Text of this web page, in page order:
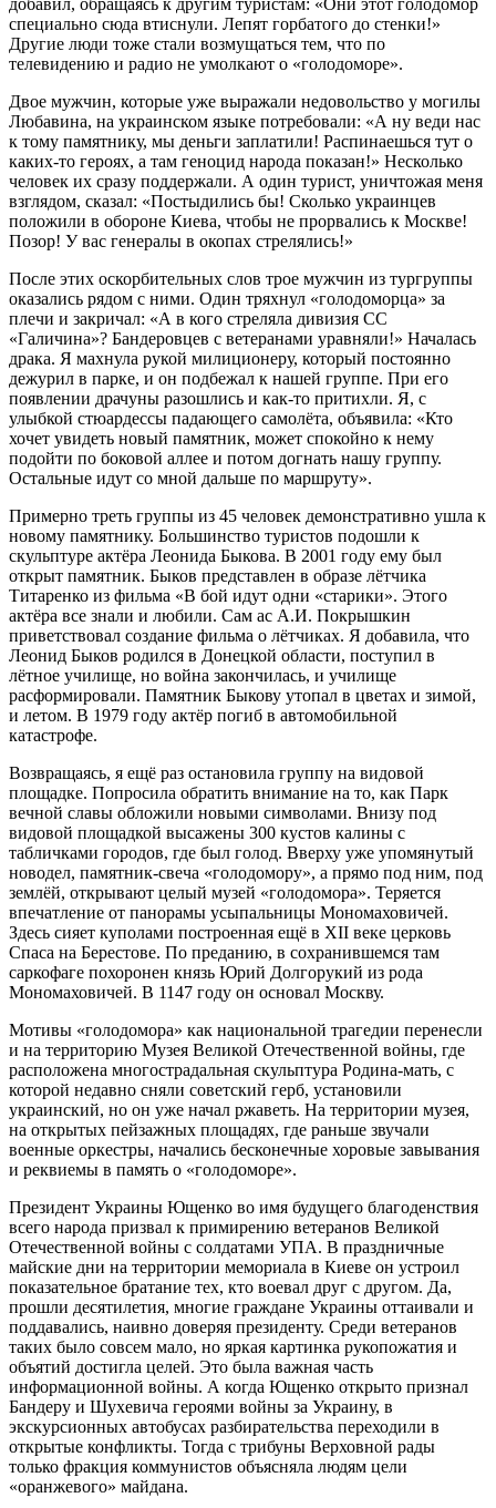
специально сюда втиснули. Лепят горбатого до стенки!»
Другие люди тоже стали возмущаться тем, что по
телевидению и радио не умолкают о «голодоморе».
Двое мужчин, которые уже выражали недовольство у могилы
Любавина, на украинском языке потребовали: «А ну веди нас
к тому памятнику, мы деньги заплатили! Распинаешься тут о
каких-то героях, а там геноцид народа показан!» Несколько
человек их сразу поддержали. А один турист, уничтожая меня
взглядом, сказал: «Постыдились бы! Сколько украинцев
положили в обороне Киева, чтобы не прорвались к Москве!
Позор! У вас генералы в окопах стрелялись!»
После этих оскорбительных слов трое мужчин из тургруппы
оказались рядом с ними. Один тряхнул «голодоморца» за
плечи и закричал: «А в кого стреляла дивизия СС
«Галичина»? Бандеровцев с ветеранами уравняли!» Началась
драка. Я махнула рукой милиционеру, который постоянно
дежурил в парке, и он подбежал к нашей группе. При его
появлении драчуны разошлись и как-то притихли. Я, с
улыбкой стюардессы падающего самолёта, объявила: «Кто
хочет увидеть новый памятник, может спокойно к нему
подойти по боковой аллее и потом догнать нашу группу.
Остальные идут со мной дальше по маршруту».
Примерно треть группы из 45 человек демонстративно ушла к
новому памятнику. Большинство туристов подошли к
скульптуре актёра Леонида Быкова. В 2001 году ему был
открыт памятник. Быков представлен в образе лётчика
Титаренко из фильма «В бой идут одни «старики». Этого
актёра все знали и любили. Сам ас А.И. Покрышкин
приветствовал создание фильма о лётчиках. Я добавила, что
Леонид Быков родился в Донецкой области, поступил в
лётное училище, но война закончилась, и училище
расформировали. Памятник Быкову утопал в цветах и зимой,
и летом. В 1979 году актёр погиб в автомобильной
катастрофе.
Возвращаясь, я ещё раз остановила группу на видовой
площадке. Попросила обратить внимание на то, как Парк
вечной славы обложили новыми символами. Внизу под
видовой площадкой высажены 300 кустов калины с
табличками городов, где был голод. Вверху уже упомянутый
новодел, памятник-свеча «голодомору», а прямо под ним, под
землёй, открывают целый музей «голодомора». Теряется
впечатление от панорамы усыпальницы Мономаховичей.
Здесь сияет куполами построенная ещё в XII веке церковь
Спаса на Берестове. По преданию, в сохранившемся там
саркофаге похоронен князь Юрий Долгорукий из рода
Мономаховичей. В 1147 году он основал Москву.
Мотивы «голодомора» как национальной трагедии перенесли
и на территорию Музея Великой Отечественной войны, где
расположена многострадальная скульптура Родина-мать, с
которой недавно сняли советский герб, установили
украинский, но он уже начал ржаветь. На территории музея,
на открытых пейзажных площадях, где раньше звучали
военные оркестры, начались бесконечные хоровые завывания
и реквиемы в память о «голодоморе».
Президент Украины Ющенко во имя будущего благоденствия
всего народа призвал к примирению ветеранов Великой
Отечественной войны с солдатами УПА. В праздничные
майские дни на территории мемориала в Киеве он устроил
показательное братание тех, кто воевал друг с другом. Да,
прошли десятилетия, многие граждане Украины оттаивали и
поддавались, наивно доверяя президенту. Среди ветеранов
таких было совсем мало, но яркая картинка рукопожатия и
объятий достигла целей. Это была важная часть
информационной войны. А когда Ющенко открыто признал
Бандеру и Шухевича героями войны за Украину, в
экскурсионных автобусах разбирательства переходили в
открытые конфликты. Тогда с трибуны Верховной рады
только фракция коммунистов объясняла людям цели
«оранжевого» майдана.